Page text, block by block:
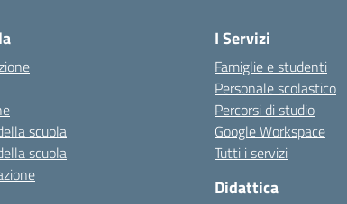
scuola
scuola
I Servizi
Famiglie e studenti
Personale scolastico
Percorsi di studio
Google Workspace
Tutti i servizi
Didattica